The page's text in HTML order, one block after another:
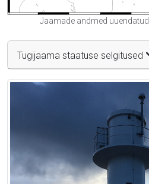
Jaamade andmed
Tugijaama staatuse selgitused